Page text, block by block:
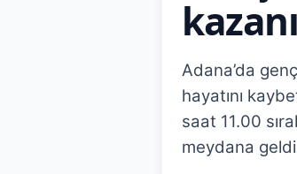
Adana’da
hayatını
saat 11.00
meydana